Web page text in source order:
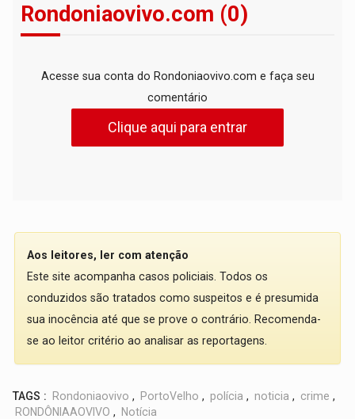
Rondoniaovivo.com (0)
Acesse sua conta do Rondoniaovivo.com e faça seu
comentário
Clique aqui para entrar
Aos leitores, ler com atenção
Este site acompanha casos policiais. Todos os
conduzidos são tratados como suspeitos e é presumida
sua inocência até que se prove o contrário. Recomenda-
se ao leitor critério ao analisar as reportagens.
TAGS : Rondoniaovivo , PortoVelho , polícia , noticia , crime ,
RONDÔNIAAOVIVO , Notícia